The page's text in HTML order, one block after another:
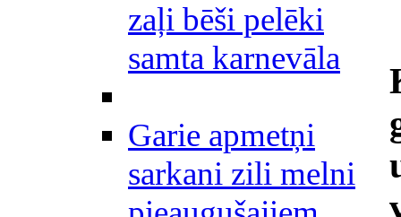
zaļi bēši pelēki
samta karnevāla
Garie apmetņi
sarkani zili melni